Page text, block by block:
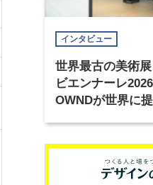
インタビュー
世界最古の美術
ビエンナーレ
OWNDが世界に